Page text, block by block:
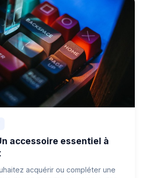
accessoire essentiel à
acquérir ou compléter une